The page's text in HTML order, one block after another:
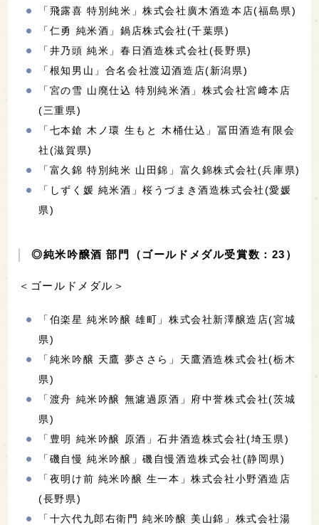
「飛露喜 特別純米」株式会社廣木酒造本店(福島県)
「仁勇 純米酒」鍋店株式会社(千葉県)
「井乃頭 純米」春日酒造株式会社(長野県)
「根知男山」合名会社渡辺酒造店(新潟県)
「宮の雪 山廃仕込 特別純米酒」株式会社宮﨑本店
(三重県)
「七本鎗 木ノ環 生もと 木桶仕込」冨田酒造有限会
社(滋賀県)
「富久錦 特別純米 山田錦」富久錦株式会社(兵庫県)
「しずく媛 純米酒」桜うづまき酒造株式会社(愛媛
県)
◎純米吟醸酒 部門（ゴールドメダル受賞数：23）
＜ゴールドメダル＞
「伯楽星 純米吟醸 雄町」株式会社新澤醸造店(宮城
県)
「純米吟醸 天鷹 夢ささら」天鷹酒造株式会社(栃木
県)
「渡舟 純米吟醸 無濾過原酒」府中誉株式会社(茨城
県)
「豊明 純米吟醸 原酒」石井酒造株式会社(埼玉県)
「磯自慢 純米吟醸」磯自慢酒造株式会社(静岡県)
「夜明け前 純米吟醸 生一本」株式会社小野酒造店
(長野県)
「十六代九郎右衛門 純米吟醸 美山錦」株式会社湯